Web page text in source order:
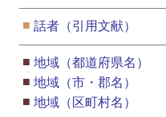
■ 話者（引用文献）
■ 地域（都道府県名）
■ 地域（市・郡名）
■ 地域（区町村名）